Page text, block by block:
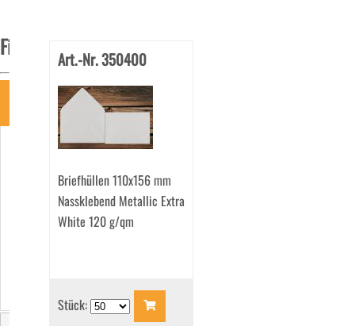
Filter
Briefhüllen
Versandtaschen
Art.-Nr. 350400
Briefhüllen 110x156 mm
Nassklebend Metallic Extra
White 120 g/qm
Stück: